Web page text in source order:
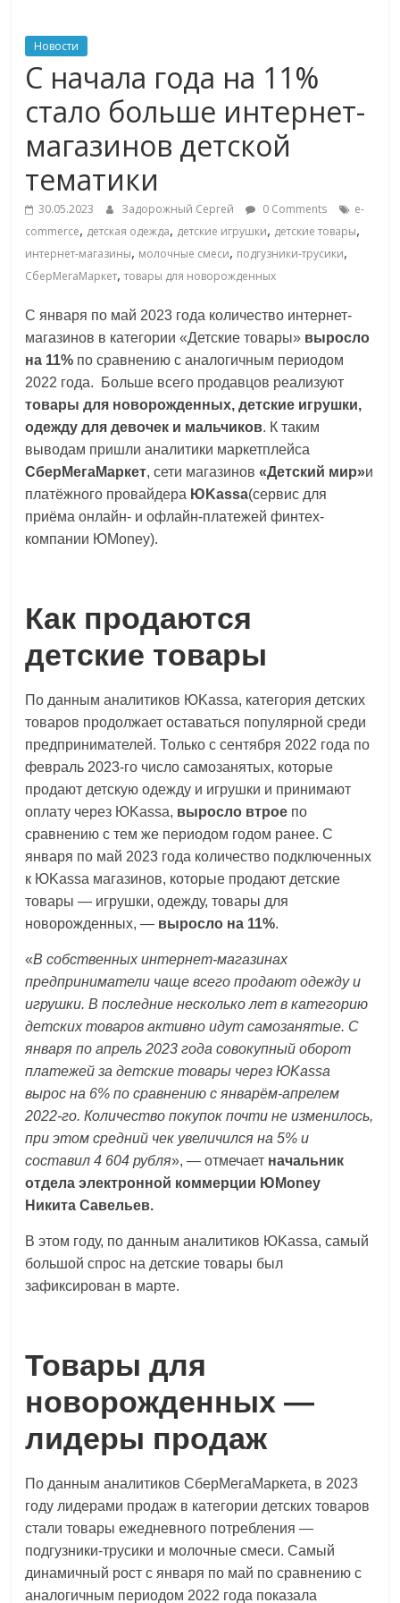
ритейле,
логистике,
технологиях,
соцсетях
Портал
об
онлайн-
торговле,
сервисах
для
Commerce,
ритейле,
логистике,
технологиях,
соцсетях.
Нам
важно,
как
знать
меняет
жизнь
людей
обсудить
эти
изменения
читателем.
Новости
С начала года на 11%
стало больше интернет-
магазинов детской
тематики
30.05.2023 Задорожный Сергей 0 Comments
e-
commerce, детская одежда, детские игрушки, детские товары,
интернет-магазины, молочные смеси, подгузники-трусики,
СберМегаМаркет,товары для новорожденных
С января по май 2023 года количество интернет-
магазинов в категории «Детские товары» выросло
на 11% по сравнению с аналогичным периодом
2022 года. Больше всего продавцов реализуют
товары для новорожденных, детские игрушки,
одежду для девочек и мальчиков. К таким
выводам пришли аналитики маркетплейса
СберМегаМаркет, сети магазинов«Детский мир»и
платёжного провайдера ЮKassa(сервис для
приёма онлайн- и офлайн-платежей финтех-
компании ЮMoney).
Как продаются
детские товары
По данным аналитиков ЮKassa, категория детских
товаров продолжает оставаться популярной среди
предпринимателей. Только с сентября 2022 года по
февраль 2023-го число самозанятых, которые
продают детскую одежду и игрушки и принимают
оплату через ЮKassa, выросло втрое по
сравнению с тем же периодом годом ранее. С
января по май 2023 года количество подключенных
к ЮKassa магазинов, которые продают детские
товары — игрушки, одежду, товары для
новорожденных, — выросло на 11%.
«В собственных интернет-магазинах
предприниматели чаще всего продают одежду и
игрушки. В последние несколько лет в категорию
детских товаров активно идут самозанятые. С
января по апрель 2023 года совокупный оборот
платежей за детские товары через ЮKassa
вырос на 6% по сравнению с январём-апрелем
2022-го. Количество покупок почти не изменилось,
при этом средний чек увеличился на 5% и
составил 4 604 рубля», — отмечает начальник
отдела электронной коммерции ЮMoney
Никита Савельев.
В этом году, по данным аналитиков ЮKassa, самый
большой спрос на детские товары был
зафиксирован в марте.
Товары для
новорожденных —
лидеры продаж
По данным аналитиков СберМегаМаркета, в 2023
году лидерами продаж в категории детских товаров
стали товары ежедневного потребления —
подгузники-трусики и молочные смеси. Самый
динамичный рост с января по май по сравнению с
аналогичным периодом 2022 года показала